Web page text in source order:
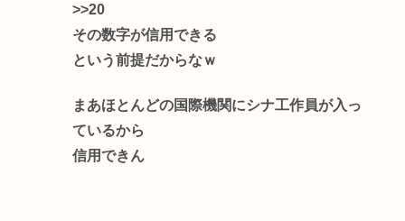
>>20
その数字が信用できる
という前提だからなｗ
まあほとんどの国際機関にシナ工作員が入っ
ているから
信用できん